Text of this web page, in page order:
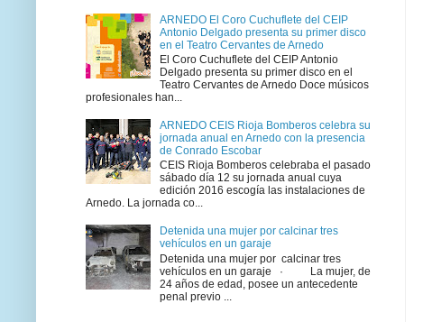
ARNEDO El Coro Cuchuflete del CEIP
Antonio Delgado presenta su primer disco
en el Teatro Cervantes de Arnedo
El Coro Cuchuflete del CEIP Antonio
Delgado presenta su primer disco en el
Teatro Cervantes de Arnedo Doce músicos
profesionales han...
ARNEDO CEIS Rioja Bomberos celebra su
jornada anual en Arnedo con la presencia
de Conrado Escobar
CEIS Rioja Bomberos celebraba el pasado
sábado día 12 su jornada anual cuya
edición 2016 escogía las instalaciones de
Arnedo. La jornada co...
Detenida una mujer por calcinar tres
vehículos en un garaje
Detenida una mujer por calcinar tres
vehículos en un garaje · La mujer, de
24 años de edad, posee un antecedente
penal previo ...